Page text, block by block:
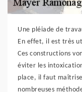
Une pléiade de
En effet, il est très
Ces constructions
éviter les
place, il faut
nombreuses